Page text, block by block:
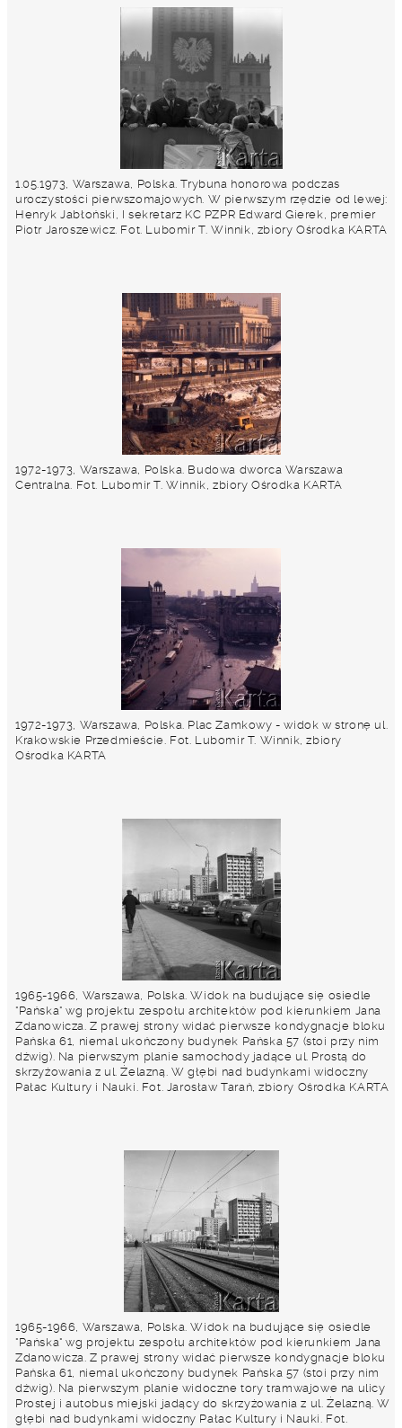
1.05.1973, Warszawa, Polska. Trybuna honorowa podczas
uroczystości pierwszomajowych. W pierwszym rzędzie od lewej:
Henryk Jabłoński, I sekretarz KC PZPR Edward Gierek, premier
Piotr Jaroszewicz. Fot. Lubomir T. Winnik, zbiory Ośrodka KARTA
1972-1973, Warszawa, Polska. Budowa dworca Warszawa
Centralna. Fot. Lubomir T. Winnik, zbiory Ośrodka KARTA
1972-1973, Warszawa, Polska. Plac Zamkowy - widok w stronę ul.
Krakowskie Przedmieście. Fot. Lubomir T. Winnik, zbiory
Ośrodka KARTA
1965-1966, Warszawa, Polska. Widok na budujące się osiedle
"Pańska" wg projektu zespołu architektów pod kierunkiem Jana
Zdanowicza. Z prawej strony widać pierwsze kondygnacje bloku
Pańska 61, niemal ukończony budynek Pańska 57 (stoi przy nim
dźwig). Na pierwszym planie samochody jadące ul. Prostą do
skrzyżowania z ul. Żelazną. W głębi nad budynkami widoczny
Pałac Kultury i Nauki. Fot. Jarosław Tarań, zbiory Ośrodka KARTA
1965-1966, Warszawa, Polska. Widok na budujące się osiedle
"Pańska" wg projektu zespołu architektów pod kierunkiem Jana
Zdanowicza. Z prawej strony widać pierwsze kondygnacje bloku
Pańska 61, niemal ukończony budynek Pańska 57 (stoi przy nim
dźwig). Na pierwszym planie widoczne tory tramwajowe na ulicy
Prostej i autobus miejski jadący do skrzyżowania z ul. Żelazną. W
głębi nad budynkami widoczny Pałac Kultury i Nauki. Fot.